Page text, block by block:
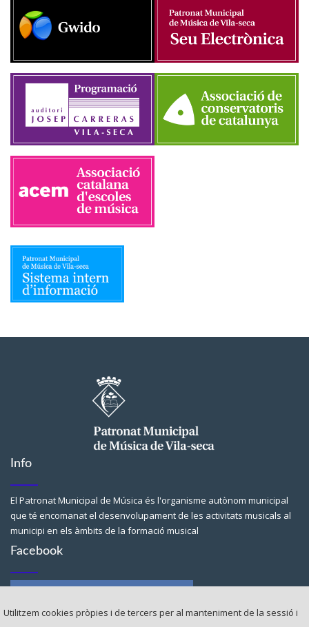
Info
El Patronat Municipal de Música és l'organisme autònom municipal
que té encomanat el desenvolupament de les activitats musicals al
municipi en els àmbits de la formació musical
Facebook
Utilitzem cookies pròpies i de tercers per al manteniment de la sessió i